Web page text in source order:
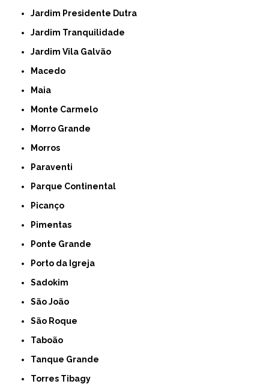
Jardim Presidente Dutra
Jardim Tranquilidade
Jardim Vila Galvão
Macedo
Maia
Monte Carmelo
Morro Grande
Morros
Paraventi
Parque Continental
Picanço
Pimentas
Ponte Grande
Porto da Igreja
Sadokim
São João
São Roque
Taboão
Tanque Grande
Torres Tibagy